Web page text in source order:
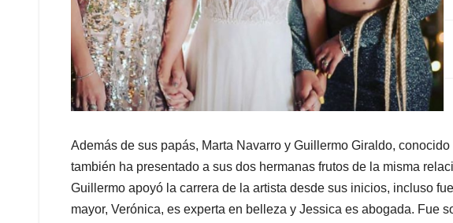
Además de sus papás, Marta Navarro y Guillermo Giraldo,
también ha presentado a sus dos hermanas frutos de la misma
Guillermo apoyó la carrera de la artista desde sus inicios, incluso
mayor, Verónica, es experta en belleza y Jessica es abogada. Fue